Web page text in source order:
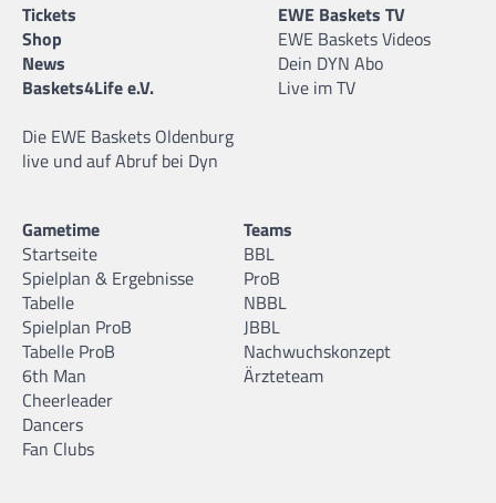
Tickets
Shop
News
Baskets4Life e.V.
Die EWE Baskets Oldenburg
live und auf Abruf bei Dyn
EWE Baskets TV
EWE Baskets Videos
Dein DYN Abo
Live im TV
Gametime
Startseite
Spielplan & Ergebnisse
Tabelle
Spielplan ProB
Tabelle ProB
6th Man
Cheerleader
Dancers
Fan Clubs
Teams
BBL
ProB
NBBL
JBBL
Nachwuchskonzept
Ärzteteam